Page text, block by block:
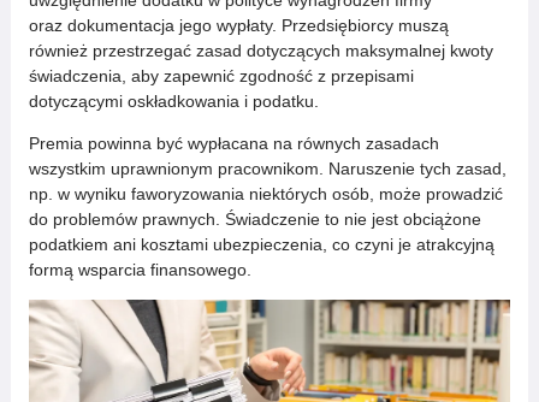
oraz dokumentacja jego wypłaty. Przedsiębiorcy muszą
również przestrzegać zasad dotyczących maksymalnej kwoty
świadczenia, aby zapewnić zgodność z przepisami
dotyczącymi oskładkowania i podatku.
Premia powinna być wypłacana na równych zasadach
wszystkim uprawnionym pracownikom. Naruszenie tych zasad,
np. w wyniku faworyzowania niektórych osób, może prowadzić
do problemów prawnych. Świadczenie to nie jest obciążone
podatkiem ani kosztami ubezpieczenia, co czyni je atrakcyjną
formą wsparcia finansowego.